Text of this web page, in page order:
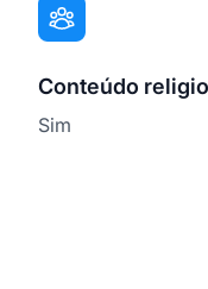
Conteúdo
Sim